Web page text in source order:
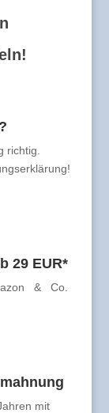
richtig.
29 EUR*
& Co.
mit